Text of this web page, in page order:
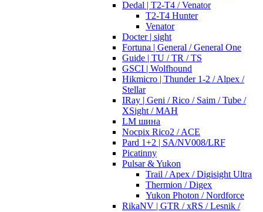
Dedal | T2-T4 / Venator
T2-T4 Hunter
Venator
Docter | sight
Fortuna | General / General One
Guide | TU / TR / TS
GSCI | Wolfhound
Hikmicro | Thunder 1-2 / Alpex /
Stellar
IRay | Geni / Rico / Saim / Tube /
XSight / MAH
LM шина
Nocpix Rico2 / ACE
Pard 1+2 | SA/NV008/LRF
Picatinny
Pulsar & Yukon
Trail / Apex / Digisight Ultra
Thermion / Digex
Yukon Photon / Nordforce
RikaNV | GTR / xRS / Lesnik /